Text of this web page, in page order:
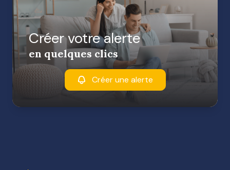
Créer votre alerte
en quelques clics
Créer une alerte